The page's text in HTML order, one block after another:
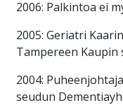
2006: Palkintoa ei
2005: Geriatri
Tampereen
2004:
seudun